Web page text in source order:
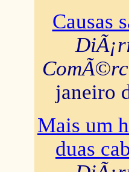
Causas
janeiro
Mais um
duas